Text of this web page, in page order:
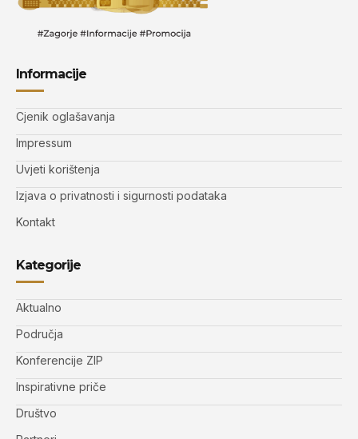
Informacije
Cjenik oglašavanja
Impressum
Uvjeti korištenja
Izjava o privatnosti i sigurnosti podataka
Kontakt
Kategorije
Aktualno
Područja
Konferencije ZIP
Inspirativne priče
Društvo